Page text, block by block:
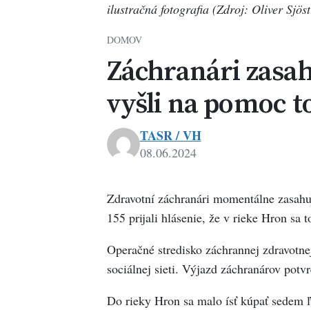
ilustračná fotografia (Zdroj: Oliver
DOMOV
Záchranári
vyšli na pomoc
TASR / VH
08.06.2024
Zdravotní záchranári momentálne
155 prijali hlásenie, že v rieke Hron sa
Operačné stredisko záchrannej
sociálnej sieti. Výjazd záchranárov
Do rieky Hron sa malo ísť kúpať sedem